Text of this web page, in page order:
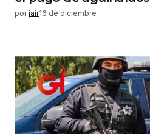
por jair16 de diciembre